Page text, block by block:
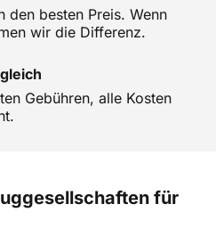
den besten Preis. Wenn
wir die Differenz.
Gebühren, alle Kosten
für